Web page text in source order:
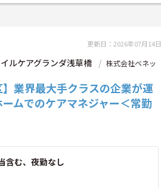
更新日：2026年07月14日
ルケアグランダ浅草橋
株式会社ベネッ
】業界最大手クラスの企業が運
ムでのケアマネジャー＜常勤
む、夜勤なし